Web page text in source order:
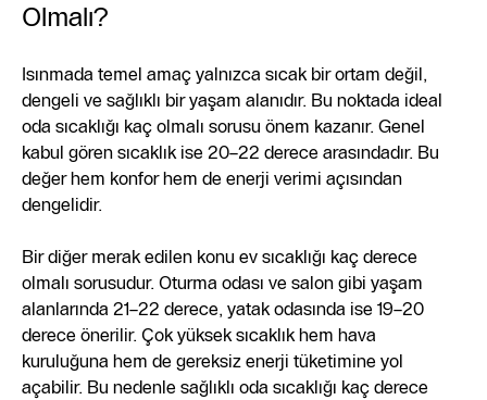
Olmalı?
Isınmada temel amaç yalnızca sıcak bir ortam değil,
dengeli ve sağlıklı bir yaşam alanıdır. Bu noktada ideal
oda sıcaklığı kaç olmalı sorusu önem kazanır. Genel
kabul gören sıcaklık ise 20–22 derece arasındadır. Bu
değer hem konfor hem de enerji verimi açısından
dengelidir.
Bir diğer merak edilen konu ev sıcaklığı kaç derece
olmalı sorusudur. Oturma odası ve salon gibi yaşam
alanlarında 21–22 derece, yatak odasında ise 19–20
derece önerilir. Çok yüksek sıcaklık hem hava
kuruluğuna hem de gereksiz enerji tüketimine yol
açabilir. Bu nedenle sağlıklı oda sıcaklığı kaç derece